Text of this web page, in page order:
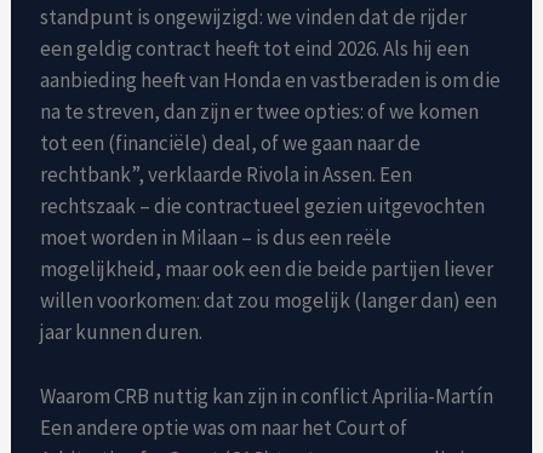
standpunt is ongewijzigd: we vinden dat de rijder
een geldig contract heeft tot eind 2026. Als hij een
aanbieding heeft van Honda en vastberaden is om die
na te streven, dan zijn er twee opties: of we komen
tot een (financiële) deal, of we gaan naar de
rechtbank”, verklaarde Rivola in Assen. Een
rechtszaak – die contractueel gezien uitgevochten
moet worden in Milaan – is dus een reële
mogelijkheid, maar ook een die beide partijen liever
willen voorkomen: dat zou mogelijk (langer dan) een
jaar kunnen duren.
Waarom CRB nuttig kan zijn in conflict Aprilia-Martín
Een andere optie was om naar het Court of